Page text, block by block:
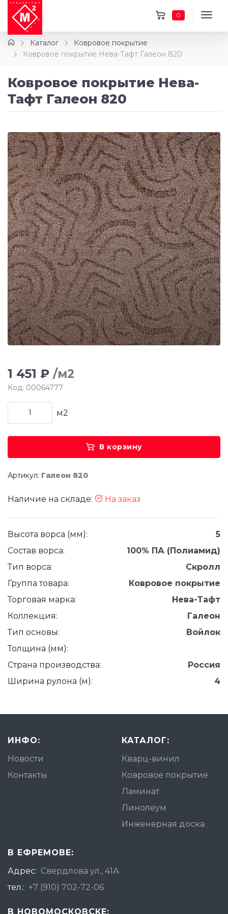
0
Каталог
Ковровое покрытие
Ковровое покрытие Нева-Тафт Галеон 820
Ковровое покрытие Нева-
Тафт Галеон 820
1 451 ₽ /м2
Код: 00064777
м2
В корзину
Артикул: Галеон 820
Наличие на складе: На заказ
Высота ворса (мм):
5
Состав ворса:
100% ПА (Полиамид)
Тип ворса:
Скролл
Группа товара:
Ковровое покрытие
Торговая марка:
Нева-Тафт
Коллекция:
Галеон
Тип основы:
Войлок
Толщина (мм):
Страна производства:
Россия
Ширина рулона (м):
4
ИНФО:
Новости
Контакты
КАТАЛОГ:
Кварц-винил
Ковровое покрытие
Ламинат
Линолеум
Инженерная доска
В ЕФРЕМОВЕ:
Адрес: Свердлова ул., 41А
тел.: +7 (910) 702-72-06
В НОВОМОСКОВСКЕ: